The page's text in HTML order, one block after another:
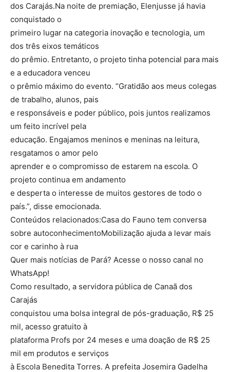
dos Carajás.Na noite de premiação, Elenjusse já havia
conquistado o
primeiro lugar na categoria inovação e tecnologia, um
dos três eixos temáticos
do prêmio. Entretanto, o projeto tinha potencial para mais
e a educadora venceu
o prêmio máximo do evento. “Gratidão aos meus colegas
de trabalho, alunos, pais
e responsáveis e poder público, pois juntos realizamos
um feito incrível pela
educação. Engajamos meninos e meninas na leitura,
resgatamos o amor pelo
aprender e o compromisso de estarem na escola. O
projeto continua em andamento
e desperta o interesse de muitos gestores de todo o
país.”, disse emocionada.
Conteúdos relacionados:Casa do Fauno tem conversa
sobre autoconhecimentoMobilização ajuda a levar mais
cor e carinho à rua
Quer mais notícias de Pará? Acesse o nosso canal no
WhatsApp!
Como resultado, a servidora pública de Canaã dos
Carajás
conquistou uma bolsa integral de pós-graduação, R$ 25
mil, acesso gratuito à
plataforma Profs por 24 meses e uma doação de R$ 25
mil em produtos e serviços
à Escola Benedita Torres. A prefeita Josemira Gadelha